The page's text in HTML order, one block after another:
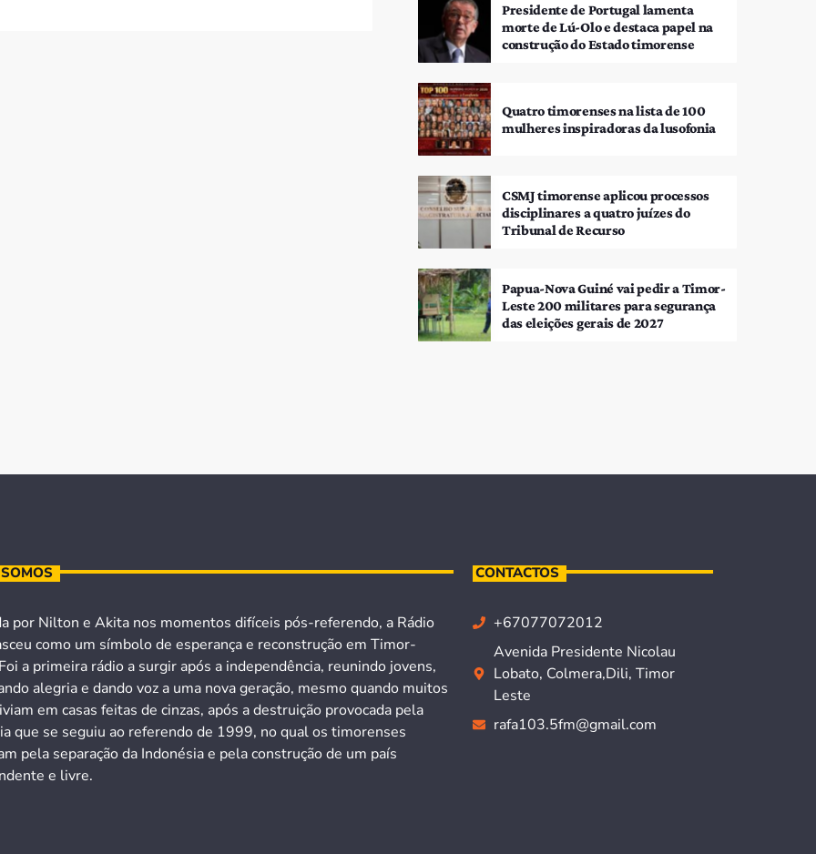
Presidente de Portugal lamenta
morte de Lú-Olo e destaca papel na
construção do Estado timorense
Quatro timorenses na lista de 100
mulheres inspiradoras da lusofonia
CSMJ timorense aplicou processos
disciplinares a quatro juízes do
Tribunal de Recurso
Papua-Nova Guiné vai pedir a Timor-
Leste 200 militares para segurança
das eleições gerais de 2027
por Nilton e Akita nos momentos difíceis pós-referendo, a Rádio
como um símbolo de esperança e reconstrução em Timor-
a primeira rádio a surgir após a independência, reunindo jovens,
alegria e dando voz a uma nova geração, mesmo quando muitos
em casas feitas de cinzas, após a destruição provocada pela
que se seguiu ao referendo de 1999, no qual os timorenses
pela separação da Indonésia e pela construção de um país
e livre.
CONTACTOS
+67077072012
Avenida Presidente Nicolau
Lobato, Colmera,Dili, Timor
Leste
rafa103.5fm@gmail.com